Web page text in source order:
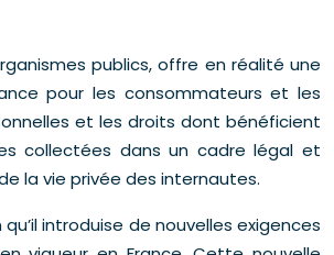
publics, offre en réalité une
pour les consommateurs et les
et les droits dont bénéficient
collectées dans un cadre légal et
la vie privée des internautes.
introduise de nouvelles exigences